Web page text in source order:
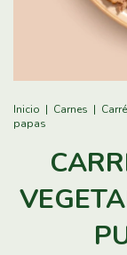
Inicio | Carnes |
papas